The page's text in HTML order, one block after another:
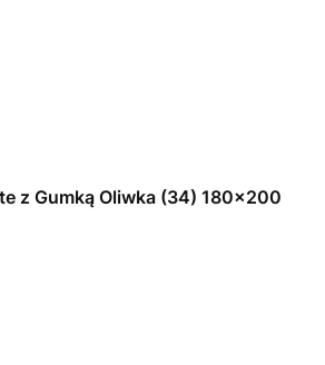
z Gumką Oliwka (34) 180x200